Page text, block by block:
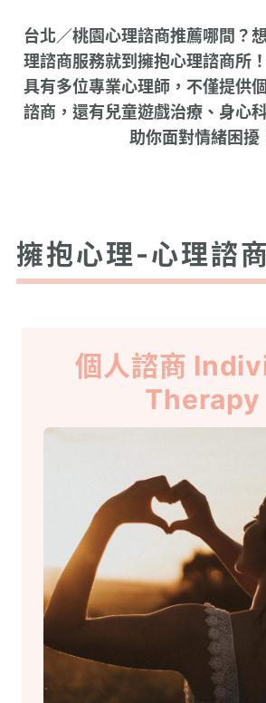
台北／桃園心理諮商推薦哪間？
理諮商服務就到擁抱心理諮商所
具有多位專業心理師，不僅提供
諮商，還有兒童遊戲治療、身心
助你面對情緒困擾
擁抱心理-心理諮
個人諮商
Therapy